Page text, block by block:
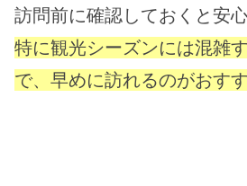
訪問前に確認しておくと安心
特に観光シーズンには混雑
で、早めに訪れるのがおすす